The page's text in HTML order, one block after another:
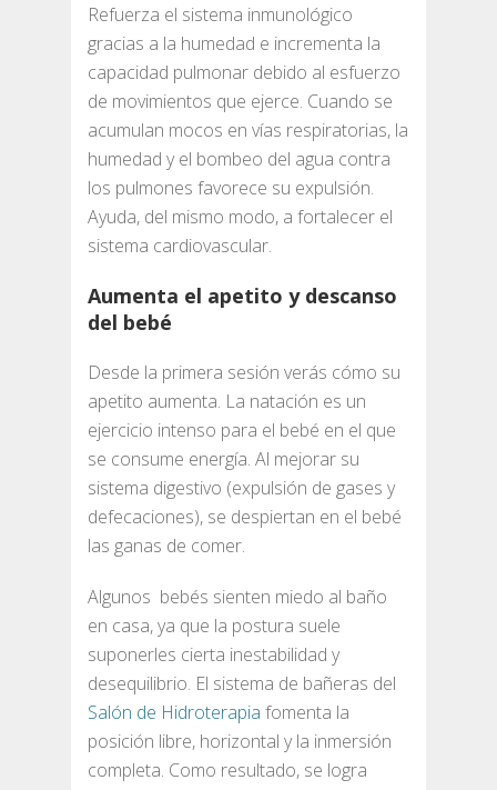
Refuerza el sistema inmunológico
gracias a la humedad e incrementa la
capacidad pulmonar debido al esfuerzo
de movimientos que ejerce. Cuando se
acumulan mocos en vías respiratorias, la
humedad y el bombeo del agua contra
los pulmones favorece su expulsión.
Ayuda, del mismo modo, a fortalecer el
sistema cardiovascular.
Aumenta el apetito y descanso
del bebé
Desde la primera sesión verás cómo su
apetito aumenta. La natación es un
ejercicio intenso para el bebé en el que
se consume energía. Al mejorar su
sistema digestivo (expulsión de gases y
defecaciones), se despiertan en el bebé
las ganas de comer.
Algunos bebés sienten miedo al baño
en casa, ya que la postura suele
suponerles cierta inestabilidad y
desequilibrio. El sistema de bañeras del
Salón de Hidroterapia fomenta la
posición libre, horizontal y la inmersión
completa. Como resultado, se logra